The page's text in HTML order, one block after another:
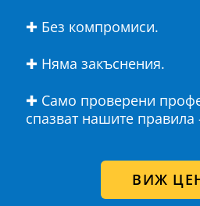
✚ Без компромиси.
✚ Няма закъснения.
✚ Само проверени
спазват нашите правила
ВИЖ